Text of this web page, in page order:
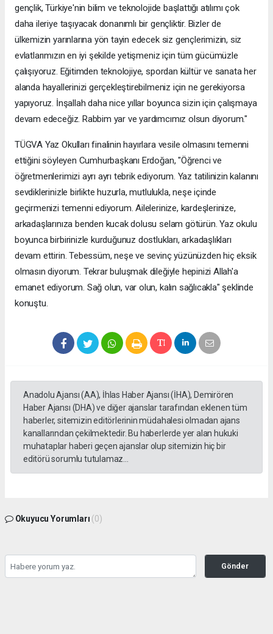
gençlik, Türkiye'nin bilim ve teknolojide başlattığı atılımı çok
daha ileriye taşıyacak donanımlı bir gençliktir. Bizler de
ülkemizin yarınlarına yön tayin edecek siz gençlerimizin, siz
evlatlarımızın en iyi şekilde yetişmeniz için tüm gücümüzle
çalışıyoruz. Eğitimden teknolojiye, spordan kültür ve sanata her
alanda hayallerinizi gerçekleştirebilmeniz için ne gerekiyorsa
yapıyoruz. İnşallah daha nice yıllar boyunca sizin için çalışmaya
devam edeceğiz. Rabbim yar ve yardımcımız olsun diyorum."
TÜGVA Yaz Okulları finalinin hayırlara vesile olmasını temenni
ettiğini söyleyen Cumhurbaşkanı Erdoğan, "Öğrenci ve
öğretmenlerimizi ayrı ayrı tebrik ediyorum. Yaz tatilinizin kalanını
sevdiklerinizle birlikte huzurla, mutlulukla, neşe içinde
geçirmenizi temenni ediyorum. Ailelerinize, kardeşlerinize,
arkadaşlarınıza benden kucak dolusu selam götürün. Yaz okulu
boyunca birbirinizle kurduğunuz dostlukları, arkadaşlıkları
devam ettirin. Tebessüm, neşe ve sevinç yüzünüzden hiç eksik
olmasın diyorum. Tekrar buluşmak dileğiyle hepinizi Allah'a
emanet ediyorum. Sağ olun, var olun, kalın sağlıcakla" şeklinde
konuştu.
Anadolu Ajansı (AA), İhlas Haber Ajansı (İHA), Demirören
Haber Ajansı (DHA) ve diğer ajanslar tarafından eklenen tüm
haberler, sitemizin editörlerinin müdahalesi olmadan ajans
kanallarından çekilmektedir. Bu haberlerde yer alan hukuki
muhataplar haberi geçen ajanslar olup sitemizin hiç bir
editörü sorumlu tutulamaz...
Okuyucu Yorumları (0)
Gönder